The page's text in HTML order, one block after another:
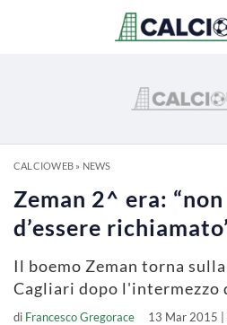
CALCIOWEB» NEWS
Zeman 2^ era:
d’essere
Il boemo Zeman torna
Cagliari dopo l'intermezzo
di Francesco Gregorace 13 Mar 2015 |